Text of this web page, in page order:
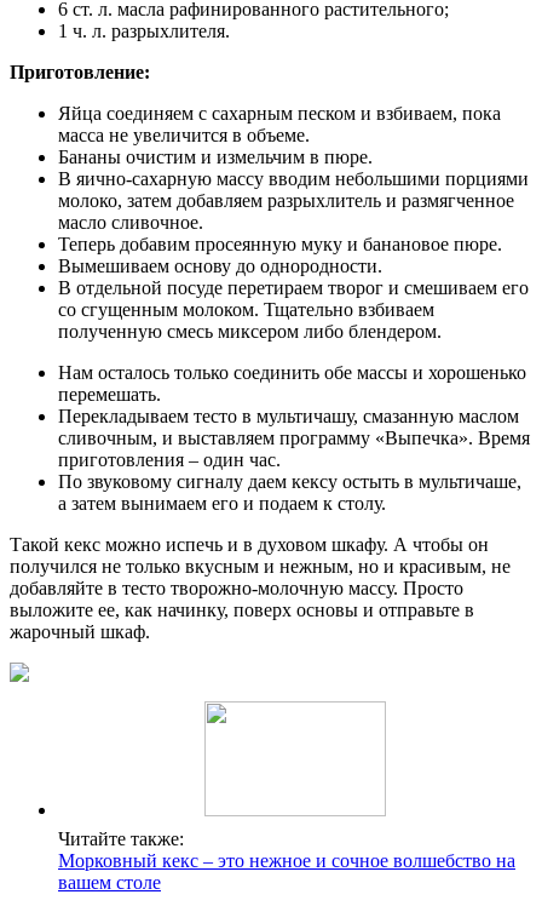
6 ст. л. масла рафинированного растительного;
1 ч. л. разрыхлителя.
Приготовление:
Яйца соединяем с сахарным песком и взбиваем, пока
масса не увеличится в объеме.
Бананы очистим и измельчим в пюре.
В яично-сахарную массу вводим небольшими порциями
молоко, затем добавляем разрыхлитель и размягченное
масло сливочное.
Теперь добавим просеянную муку и банановое пюре.
Вымешиваем основу до однородности.
В отдельной посуде перетираем творог и смешиваем его
со сгущенным молоком. Тщательно взбиваем
полученную смесь миксером либо блендером.
Нам осталось только соединить обе массы и хорошенько
перемешать.
Перекладываем тесто в мультичашу, смазанную маслом
сливочным, и выставляем программу «Выпечка». Время
приготовления – один час.
По звуковому сигналу даем кексу остыть в мультичаше,
а затем вынимаем его и подаем к столу.
Такой кекс можно испечь и в духовом шкафу. А чтобы он
получился не только вкусным и нежным, но и красивым, не
добавляйте в тесто творожно-молочную массу. Просто
выложите ее, как начинку, поверх основы и отправьте в
жарочный шкаф.
Читайте также:
Морковный кекс – это нежное и сочное волшебство на
вашем столе